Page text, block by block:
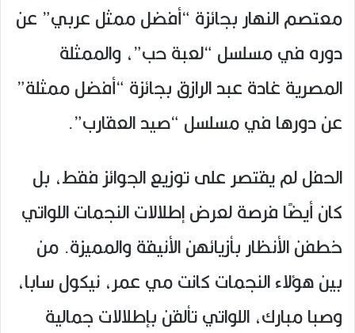
معتصم النهار بجائزة “أفضل ممثل عربي” عن
دوره في مسلسل “لعبة حب”، والممثلة
المصرية غادة عبد الرازق بجائزة “أفضل ممثلة”
عن دورها في مسلسل “صيد العقارب”.
الحفل لم يقتصر على توزيع الجوائز فقط، بل
كان أيضًا فرصة لعرض إطلالات النجمات اللواتي
خطفن الأنظار بأزيائهن الأنيقة والمميزة. من
بين هؤلاء النجمات كانت مي عمر، نيكول سابا،
وصبا مبارك، اللواتي تألقن بإطلالات جمالية